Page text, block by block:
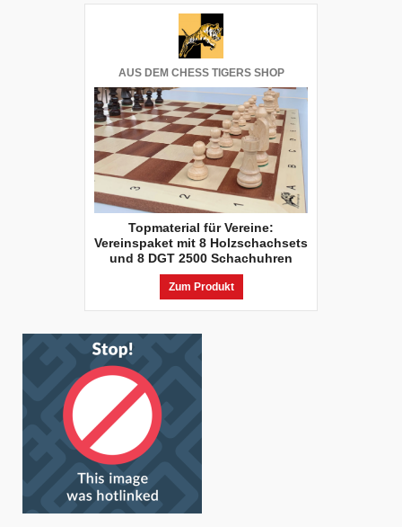
AUS DEM CHESS TIGERS SHOP
Topmaterial für Vereine:
Vereinspaket mit 8 Holzschachsets
und 8 DGT 2500 Schachuhren
Zum Produkt